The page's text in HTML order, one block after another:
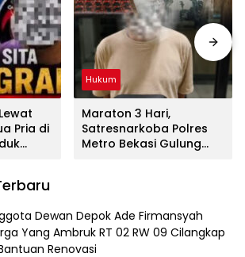
Pria di
Hukum
Maraton 3 Hari,
Satresnarkoba Polres
Metro Bekasi Gulung
Dewan Depok Ade Firmansyah
Yang Ambruk RT 02 RW 09 Cilangkap
Renovasi